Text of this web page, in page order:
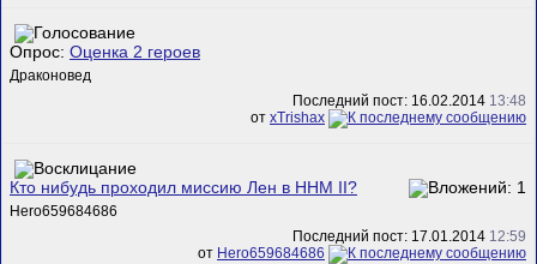
Опрос: Оценка 2 героев
Драконовед
Последний пост: 16.02.2014 13:48
от xTrishax
Кто нибудь проходил миссию Лен в HHM II?
Hero659684686
Последний пост: 17.01.2014 12:59
от Hero659684686